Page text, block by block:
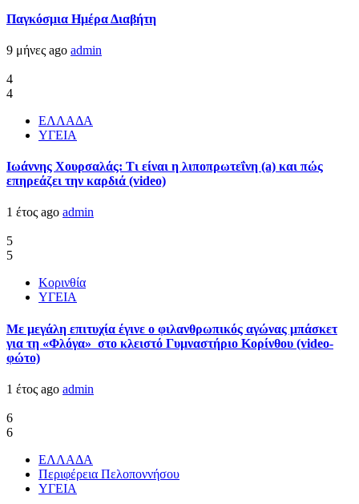
Παγκόσμια Ημέρα Διαβήτη
9 μήνες ago admin
4
4
ΕΛΛΑΔΑ
ΥΓΕΙΑ
Ιωάννης Χουρσαλάς: Τι είναι η λιποπρωτεΐνη (a) και πώς
επηρεάζει την καρδιά (video)
1 έτος ago admin
5
5
Κορινθία
ΥΓΕΙΑ
Με μεγάλη επιτυχία έγινε ο φιλανθρωπικός αγώνας μπάσκετ
για τη «Φλόγα» στο κλειστό Γυμναστήριο Κορίνθου (video-
φώτο)
1 έτος ago admin
6
6
ΕΛΛΑΔΑ
Περιφέρεια Πελοποννήσου
ΥΓΕΙΑ